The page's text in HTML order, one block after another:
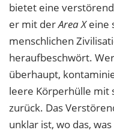
bietet eine
er mit derArea Xeine
menschlichen
heraufbeschwört.
überhaupt,
leere Körperhülle mit
zurück. Das
unklar ist, wo das,